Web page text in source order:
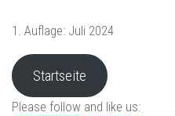
1. Auflage: Juli 2024
Startseite
Please follow and like us: